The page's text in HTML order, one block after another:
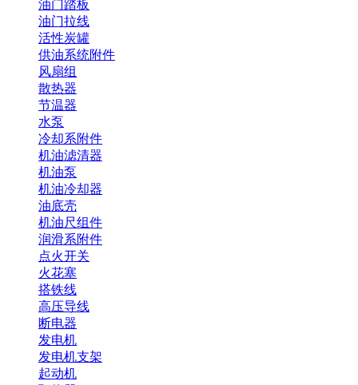
油门踏板
油门拉线
活性炭罐
供油系统附件
风扇组
散热器
节温器
水泵
冷却系附件
机油滤清器
机油泵
机油冷却器
油底壳
机油尺组件
润滑系附件
点火开关
火花塞
搭铁线
高压导线
断电器
发电机
发电机支架
起动机